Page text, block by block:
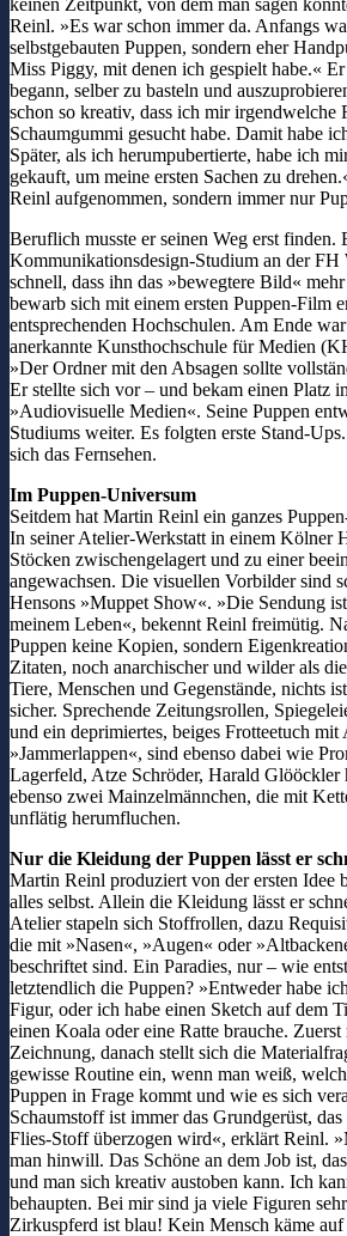
Reinl. »Es war schon immer da. Anfangs
selbstgebauten Puppen, sondern eher
Miss Piggy, mit denen ich gespielt habe.«
begann, selber zu basteln und
schon so kreativ, dass ich mir irgendwelche
Schaumgummi gesucht habe. Damit habe
Später, als ich herumpubertierte, habe ich
gekauft, um meine ersten Sachen zu
Reinl aufgenommen, sondern immer nur
Beruflich musste er seinen Weg erst finden.
Kommunikationsdesign-Studium an der FH
schnell, dass ihn das »bewegtere Bild«
bewarb sich mit einem ersten Puppen-Film
entsprechenden Hochschulen. Am Ende
anerkannte Kunsthochschule für Medien
»Der Ordner mit den Absagen sollte
Er stellte sich vor – und bekam einen Platz
»Audiovisuelle Medien«. Seine Puppen
Studiums weiter. Es folgten erste Stand-
sich das Fernsehen.
Im Puppen-Universum
Seitdem hat Martin Reinl ein ganzes
In seiner Atelier-Werkstatt in einem Kölner
Stöcken zwischengelagert und zu einer
angewachsen. Die visuellen Vorbilder sind
Hensons »Muppet Show«. »Die Sendung
meinem Leben«, bekennt Reinl freimütig.
Puppen keine Kopien, sondern
Zitaten, noch anarchischer und wilder als
Tiere, Menschen und Gegenstände, nichts
sicher. Sprechende Zeitungsrollen,
und ein deprimiertes, beiges Frotteetuch mit
»Jammerlappen«, sind ebenso dabei wie
Lagerfeld, Atze Schröder, Harald Glööckler
ebenso zwei Mainzelmännchen, die mit
unflätig herumfluchen.
Nur die Kleidung der Puppen lässt er
Martin Reinl produziert von der ersten Idee
alles selbst. Allein die Kleidung lässt er
Atelier stapeln sich Stoffrollen, dazu
die mit »Nasen«, »Augen« oder
beschriftet sind. Ein Paradies, nur – wie
letztendlich die Puppen? »Entweder habe
Figur, oder ich habe einen Sketch auf dem
einen Koala oder eine Ratte brauche. Zuerst
Zeichnung, danach stellt sich die
gewisse Routine ein, wenn man weiß,
Puppen in Frage kommt und wie es sich
Schaumstoff ist immer das Grundgerüst,
Flies-Stoff überzogen wird«, erklärt Reinl.
man hinwill. Das Schöne an dem Job ist,
und man sich kreativ austoben kann. Ich
behaupten. Bei mir sind ja viele Figuren
Zirkuspferd ist blau! Kein Mensch käme auf